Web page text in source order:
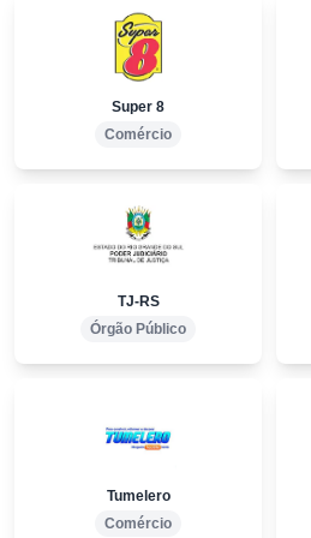
Super 8
Comércio
TJ-RS
Órgão Público
Tumelero
Comércio